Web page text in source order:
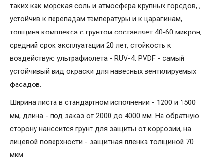
таких как морская соль и атмосфера крупных городов, ,
устойчив к перепадам температуры и к царапинам,
толщина комплекса с грунтом составляет 40-60 микрон,
средний срок эксплуатации 20 лет, стойкость к
воздействую ультрафиолета - RUV-4. PVDF - самый
устойчивый вид окраски для навесных вентилируемых
фасадов.
Ширина листа в стандартном исполнении - 1200 и 1500
мм, длина - под заказ от 2000 до 4000 мм. На обратную
сторону наносится грунт для защиты от коррозии, на
лицевой поверхности - защитная пленка толщиной 70
мкм.